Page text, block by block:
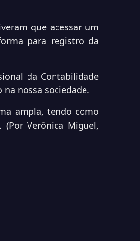
que acessar um
para registro da
da Contabilidade
nossa sociedade.
ampla, tendo como
Verônica Miguel,